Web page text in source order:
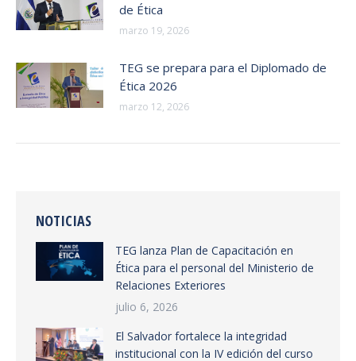
de Ética
marzo 19, 2026
TEG se prepara para el Diplomado de
Ética 2026
marzo 12, 2026
NOTICIAS
TEG lanza Plan de Capacitación en
Ética para el personal del Ministerio de
Relaciones Exteriores
julio 6, 2026
El Salvador fortalece la integridad
institucional con la IV edición del curso